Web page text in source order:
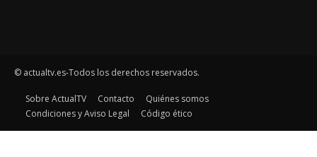
© actualtv.es-Todos los derechos reservados.
Sobre ActualTV Contacto
Quiénes somos
Condiciones y Aviso Legal
Código ético